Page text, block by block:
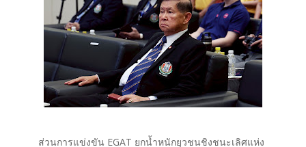
ส่วนการแข่งขัน EGAT ยกน้ำหนักยุวชนชิงชนะเลิศแห่ง